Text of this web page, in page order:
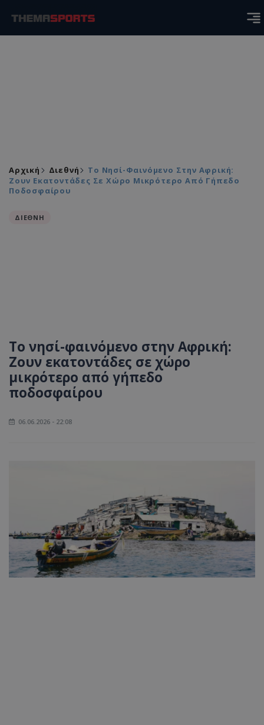
Αρχική Διεθνή
Το Νησί-Φαινόμενο Στην Αφρική:
Ζουν Εκατοντάδες Σε Χώρο Μικρότερο Από Γήπεδο
Ποδοσφαίρου
ΔΙΕΘΝΗ
Το νησί-φαινόμενο στην Αφρική:
Ζουν εκατοντάδες σε χώρο
μικρότερο από γήπεδο
ποδοσφαίρου
06.06.2026 - 22:08